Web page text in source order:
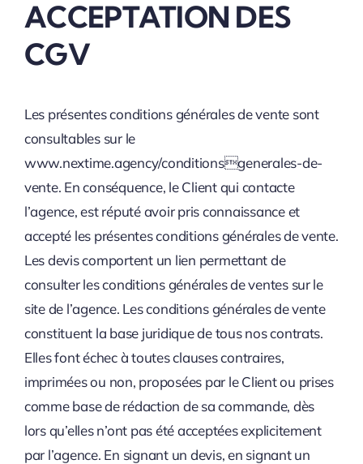
ACCEPTATION DES
CGV
Les présentes conditions générales de vente sont
consultables sur le
www.nextime.agency/conditionsgenerales-de-
vente. En conséquence, le Client qui contacte
l’agence, est réputé avoir pris connaissance et
accepté les présentes conditions générales de vente.
Les devis comportent un lien permettant de
consulter les conditions générales de ventes sur le
site de l’agence. Les conditions générales de vente
constituent la base juridique de tous nos contrats.
Elles font échec à toutes clauses contraires,
imprimées ou non, proposées par le Client ou prises
comme base de rédaction de sa commande, dès
lors qu’elles n’ont pas été acceptées explicitement
par l’agence. En signant un devis, en signant un